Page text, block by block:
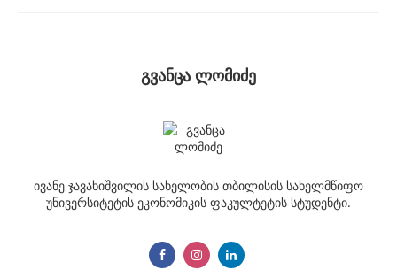
გვანცა ლომიძე
ივანე ჯავახიშვილის სახელობის თბილისის სახელმწიფო
უნივერსიტეტის ეკონომიკის ფაკულტეტის სტუდენტი.